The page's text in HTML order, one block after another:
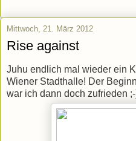
Mittwoch, 21. März 2012
Rise against
Juhu endlich mal wieder ein
Wiener Stadthalle! Der
war ich dann doch zufrieden